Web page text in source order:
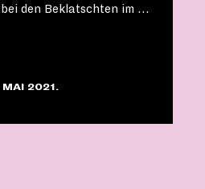
den Beklatschten im …
MAI 2021.